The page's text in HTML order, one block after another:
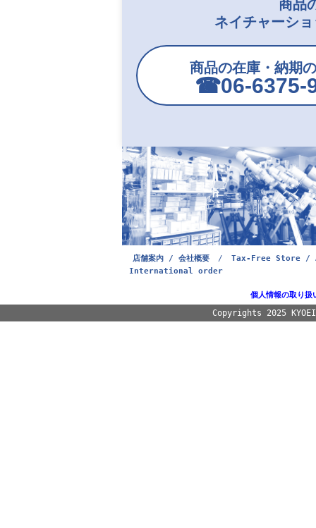
商品
ネイチャーシ
商品の在庫・納期
☎︎06-6375-
店舗案内 / 会社概要 /
Tax-Free Store /
International order
個人情報の取り扱
Copyrights 2025